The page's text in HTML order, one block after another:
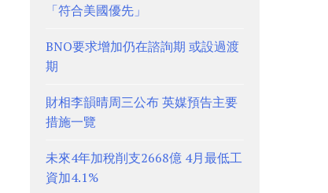
「符合美國優先」
BNO要求增加仍在諮詢期 或設過渡
期
財相李韻晴周三公布 英媒預告主要
措施一覽
未來4年加稅削支2668億 4月最低工
資加4.1%